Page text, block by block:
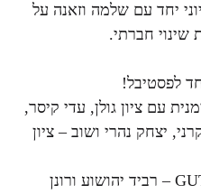
יחד עם שלמה וזאנה על
חברתי.
עם ציון גולן, עדי קיסר,
יצחק נהרי ושוב – ציון
– GUTMAN AND RAVID B2B – רביד יהושוע ורונן